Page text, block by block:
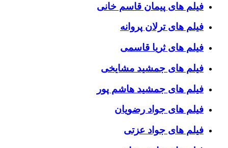
فیلم های پیمان قاسم خانی
فیلم های ترلان پروانه
فیلم های ثریا قاسمی
فیلم های جمشید مشایخی
فیلم های جمشید هاشم پور
فیلم های جواد رضویان
فیلم های جواد عزتی